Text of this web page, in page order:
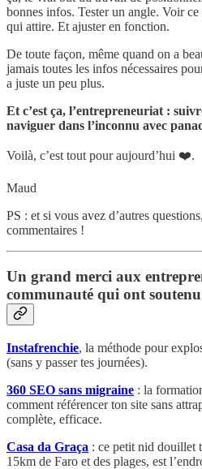
bonnes infos. Tester un angle. Voir
qui attire. Et ajuster en fonction.
De toute façon, même quand on a
jamais toutes les infos nécessaires
a juste un peu plus.
Et c’est ça, l’entrepreneuriat :
naviguer dans l’inconnu avec
Voilà, c’est tout pour aujourd’hui ❤️.
Maud
PS : et si vous avez d’autres
commentaires !
Un grand merci aux
communauté qui ont
Instafrenchie, la méthode pour
(sans y passer tes journées).
360 SEO sans migraine : la
comment référencer ton site sans
complète, efficace.
Casa da Graça : ce petit nid douillet
15km de Faro et des plages, est